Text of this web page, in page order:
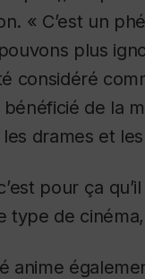
« C’est un
plus
considéré
de la
drames et
pour ça
type de
anime